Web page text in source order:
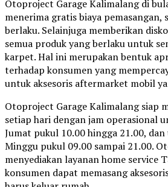
Otoproject Garage Kalimalang di
menerima gratis biaya
berlaku. Selainjuga memberikan
semua produk yang berlaku untuk
karpet. Hal ini merupakan bentuk
terhadap konsumen yang
untuk aksesoris aftermarket mobil
Otoproject Garage Kalimalang siap
setiap hari dengan jam operasional
Jumat pukul 10.00 hingga 21.00,
Minggu pukul 09.00 sampai 21.00.
menyediakan layanan home service
konsumen dapat memasang